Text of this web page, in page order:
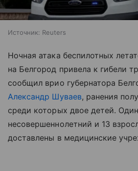
Источник: Reuters
Ночная атака беспилотных
на Белгород привела к гибели
сообщил врио губернатора
Александр Шуваев, ранения
среди которых двое детей. Один
несовершеннолетний и 13
доставлены в медицинские